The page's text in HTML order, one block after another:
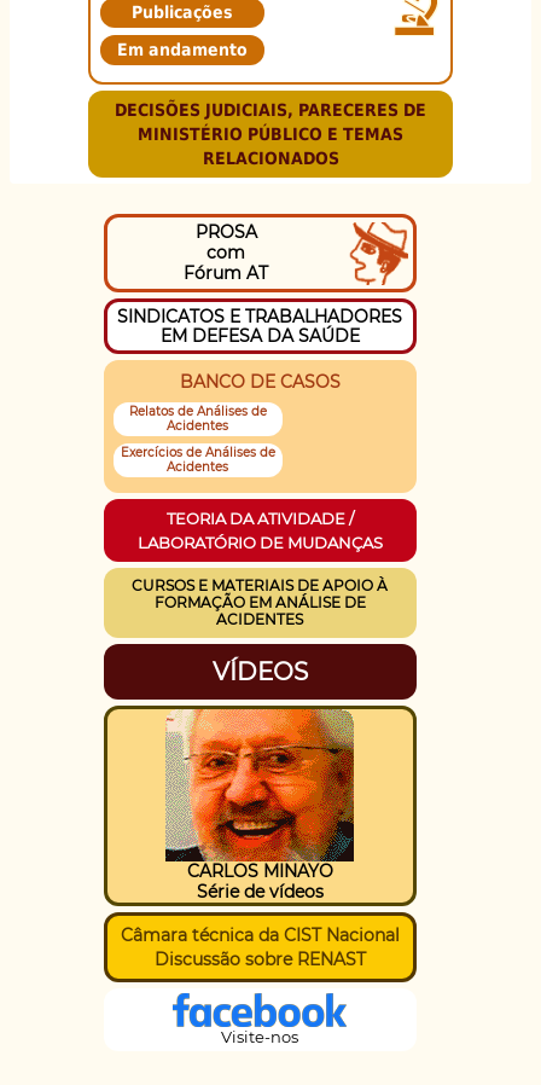
Publicações
Em andamento
DECISÕES JUDICIAIS, PARECERES DE
MINISTÉRIO PÚBLICO E TEMAS
RELACIONADOS
PROSA
com
Fórum AT
SINDICATOS E TRABALHADORES
EM DEFESA DA SAÚDE
BANCO DE CASOS
Relatos de Análises de
Acidentes
Exercícios de Análises de
Acidentes
TEORIA DA ATIVIDADE /
LABORATÓRIO DE MUDANÇAS
CURSOS E MATERIAIS DE APOIO À
FORMAÇÃO EM ANÁLISE DE
ACIDENTES
VÍDEOS
CARLOS MINAYO
Série de vídeos
Câmara técnica da CIST Nacional
Discussão sobre RENAST
Visite-nos